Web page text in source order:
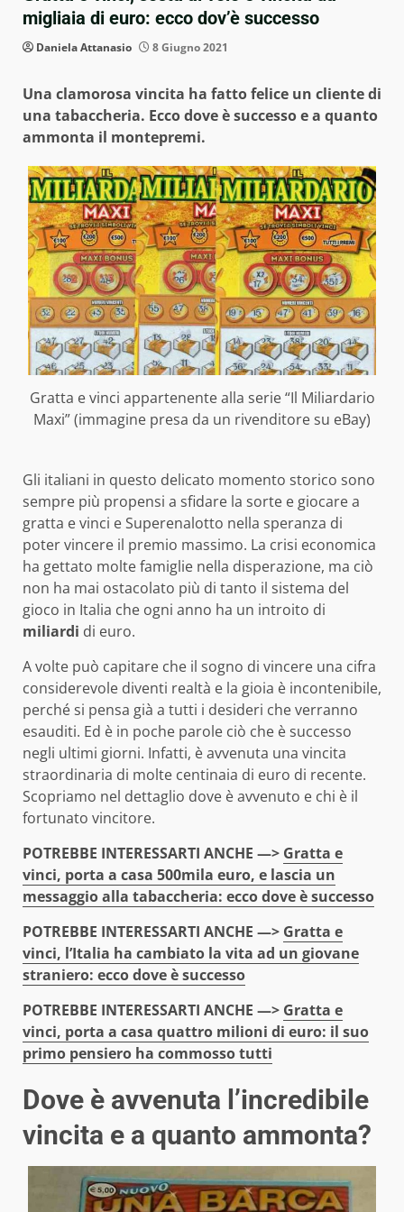
migliaia di euro: ecco dov’è successo
Daniela Attanasio 8 Giugno 2021
Una clamorosa vincita ha fatto felice un cliente di
una tabaccheria. Ecco dove è successo e a quanto
ammonta il montepremi.
Gratta e vinci appartenente alla serie “Il Miliardario
Maxi” (immagine presa da un rivenditore su eBay)
Gli italiani in questo delicato momento storico sono
sempre più propensi a sfidare la sorte e giocare a
gratta e vinci e Superenalotto nella speranza di
poter vincere il premio massimo. La crisi economica
ha gettato molte famiglie nella disperazione, ma ciò
non ha mai ostacolato più di tanto il sistema del
gioco in Italia che ogni anno ha un introito di
miliardi di euro.
A volte può capitare che il sogno di vincere una cifra
considerevole diventi realtà e la gioia è incontenibile,
perché si pensa già a tutti i desideri che verranno
esauditi. Ed è in poche parole ciò che è successo
negli ultimi giorni. Infatti, è avvenuta una vincita
straordinaria di molte centinaia di euro di recente.
Scopriamo nel dettaglio dove è avvenuto e chi è il
fortunato vincitore.
POTREBBE INTERESSARTI ANCHE —> Gratta e
vinci, porta a casa 500mila euro, e lascia un
messaggio alla tabaccheria: ecco dove è successo
POTREBBE INTERESSARTI ANCHE —> Gratta e
vinci, l’Italia ha cambiato la vita ad un giovane
straniero: ecco dove è successo
POTREBBE INTERESSARTI ANCHE —> Gratta e
vinci, porta a casa quattro milioni di euro: il suo
primo pensiero ha commosso tutti
Dove è avvenuta l’incredibile
vincita e a quanto ammonta?